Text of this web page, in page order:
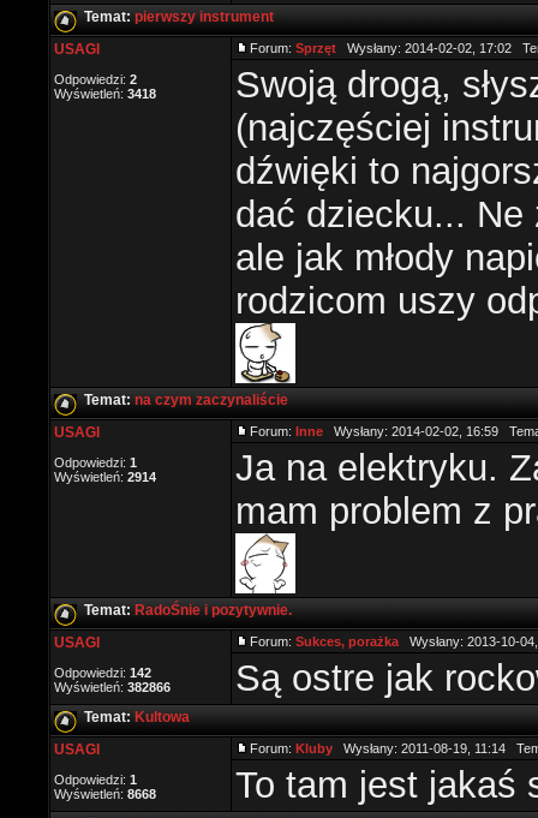
Temat: pierwszy instrument
USAGI
Odpowiedzi: 2
Wyświetleń: 3418
Forum: Sprzęt Wysłany: 2014-02-02, 17:02
Swoją drogą,
(najczęściej
dźwięki to
dać dziecku... Ne
ale jak młody
rodzicom uszy
Temat: na czym zaczynaliście
USAGI
Odpowiedzi: 1
Wyświetleń: 2914
Forum: Inne Wysłany: 2014-02-02, 16:59
Ja na elektryku.
mam problem z
Temat: RadoŚnie i pozytywnie.
USAGI
Odpowiedzi: 142
Wyświetleń: 382866
Forum: Sukces, porażka Wysłany: 2013-10-
Są ostre jak
Temat: Kultowa
USAGI
Odpowiedzi: 1
Wyświetleń: 8668
Forum: Kluby Wysłany: 2011-08-19, 11:14
To tam jest jakaś